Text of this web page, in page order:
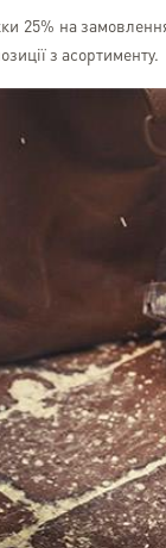
25% на
з асортименту.